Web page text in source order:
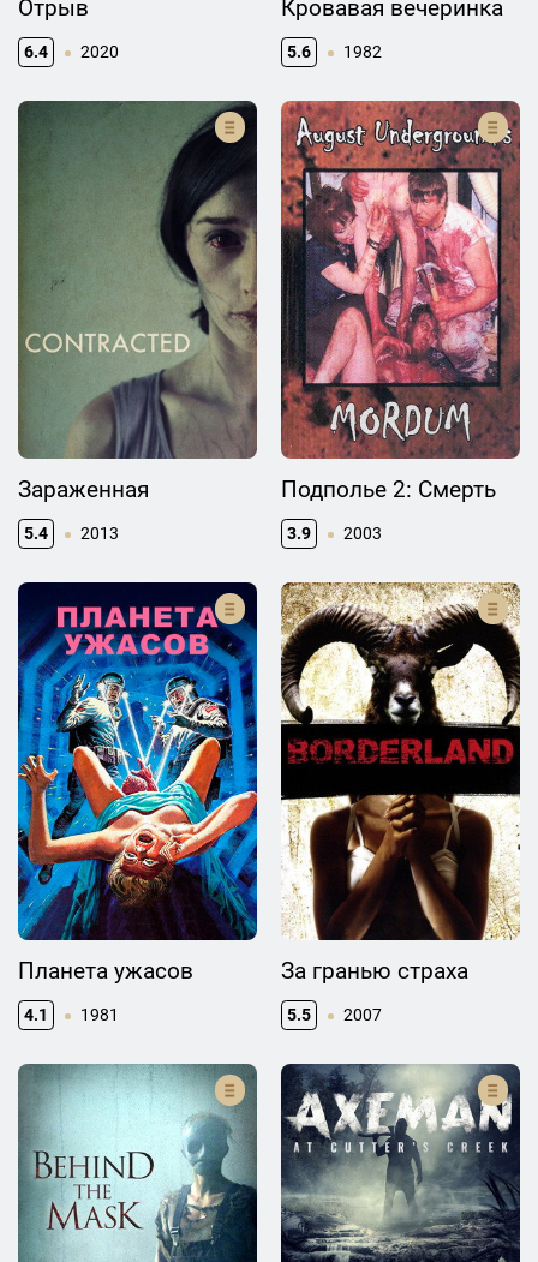
Отрыв
6.4 2020
Кровавая вечеринка
5.6 1982
Зараженная
5.4 2013
Подполье 2: Смерть
3.9 2003
Планета ужасов
4.1 1981
За гранью страха
5.5 2007